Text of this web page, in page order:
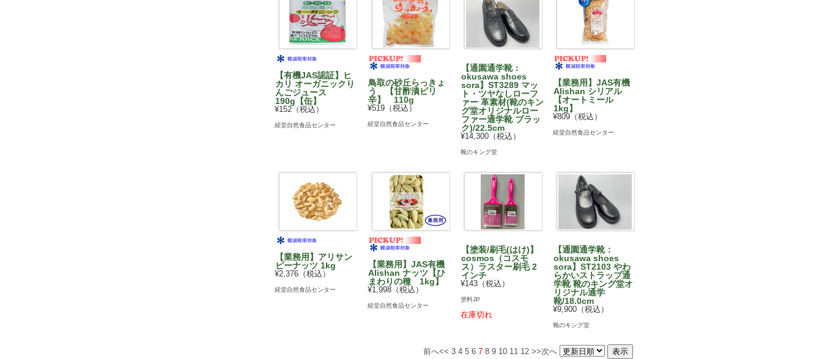
【有機JAS認証】ヒ
カリ オーガニックり
んごジュース
190g【缶】
¥152（税込）
経堂自然食品センター
鳥取の砂丘らっきょ
う 【甘酢漬ピリ
辛】 110g
¥519（税込）
経堂自然食品センター
【通園通学靴：
okusawa shoes
sora】ST3289 マッ
ト・ツヤなしローフ
ァー 革素材(靴のキン
グ堂オリジナルロー
ファー通学靴 ブラッ
ク)/22.5cm
¥14,300（税込）
靴のキング堂
【業務用】JAS有機
Alishan シリアル
【オートミール
1kg】
¥809（税込）
経堂自然食品センター
【業務用】アリサン
ピーナッツ 1kg
¥2,376（税込）
経堂自然食品センター
【業務用】JAS有機
Alishan ナッツ【ひ
まわりの種 1kg】
¥1,998（税込）
経堂自然食品センター
【塗装/刷毛(はけ)】
cosmos（コスモ
ス）ラスター刷毛 2
インチ
¥143（税込）
塗料JP
在庫切れ
【通園通学靴：
okusawa shoes
sora】ST2103 やわ
らかいストラップ通
学靴 靴のキング堂オ
リジナル通学
靴/18.0cm
¥9,900（税込）
靴のキング堂
前へ<< 3 4 5 6 7 8 9 10 11 12 >>次へ